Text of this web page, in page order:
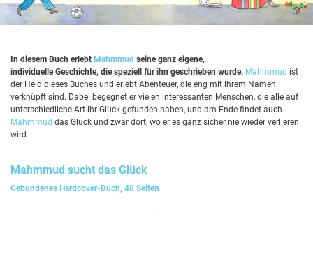
In diesem Buch erlebt Mahmmud seine ganz eigene,
individuelle Geschichte, die speziell für ihn geschrieben wurde. Mahmmud ist
der Held dieses Buches und erlebt Abenteuer, die eng mit ihrem Namen
verknüpft sind. Dabei begegnet er vielen interessanten Menschen, die alle auf
unterschiedliche Art ihr Glück gefunden haben, und am Ende findet auch
Mahmmud das Glück und zwar dort, wo er es ganz sicher nie wieder verlieren
wird.
Mahmmud sucht das Glück
Gebundenes Hardcover-Buch, 48 Seiten